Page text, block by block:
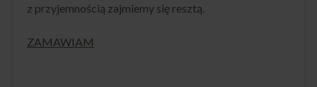
z przyjemnością zajmiemy się resztą.
ZAMAWIAM